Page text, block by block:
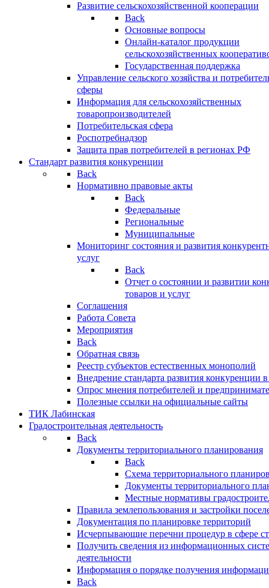
Развитие сельскохозяйственной кооперации
Back
Основные вопросы
Онлайн-каталог продукции
сельскохозяйственных
Государственная поддержка
Управление сельского хозяйства и
сферы
Информация для сельскохозяйственных
товаропроизводителей
Потребительская сфера
Роспотребнадзор
Защита прав потребителей в регионах РФ
Стандарт развития конкуренции
Back
Нормативно правовые акты
Back
Федеральные
Региональные
Муниципальные
Мониторинг состояния и развития
услуг
Back
Отчет о состоянии и развитии
товаров и услуг
Соглашения
Работа Совета
Мероприятия
Back
Обратная связь
Реестр субъектов естественных монополий
Внедрение стандарта развития конкуренции
Опрос мнения потребителей и
Полезные ссылки на официальные сайты
ТИК Лабинская
Градостроительная деятельность
Back
Документы территориального планирования
Back
Схема территориального
Документы территориального
Местные нормативы
Правила землепользования и застройки
Документация по планировке территорий
Исчерпывающие перечни процедур в сфере
Получить сведения из информационных
деятельности
Информация о порядке получения
Back